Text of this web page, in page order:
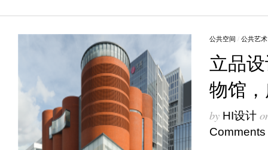
公共空间 / 公共艺术
立品
物馆
by HI设计
Comments